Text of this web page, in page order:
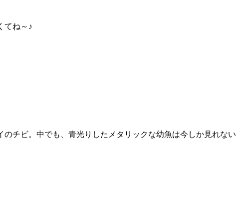
てね～♪
チビ。中でも、青光りしたメタリックな幼魚は今しか見れな